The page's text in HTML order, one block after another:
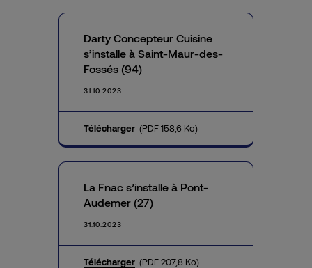
Darty Concepteur Cuisine
s’installe à Saint-Maur-des-
Fossés (94)
31.10.2023
Télécharger (PDF 158,6 Ko)
La Fnac s’installe à Pont-
Audemer (27)
31.10.2023
Télécharger (PDF 207,8 Ko)